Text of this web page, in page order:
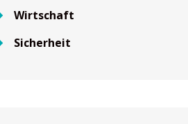
Wirtschaft
Sicherheit